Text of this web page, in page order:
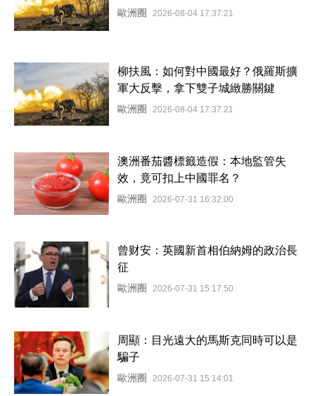
歐洲圈 2026-08-04 17:37:21
柳扶風：如何對中國最好？俄羅斯擴
軍大反擊，拿下雙子城緻勝關鍵
歐洲圈 2026-08-04 17:37:21
澳洲番茄醬標籤造假：本地監管失
效，竟可扣上中國罪名？
歐洲圈 2026-07-31 16:32:00
曾财安：英國新首相伯納姆的政治長
征
歐洲圈 2026-07-31 15:17:50
周顯：目光遠大的馬斯克同時可以是
騙子
歐洲圈 2026-07-31 15:14:01